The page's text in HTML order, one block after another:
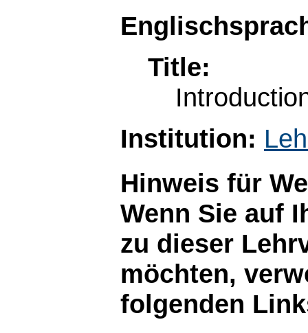
Title:
Institution:
Hinweis für
Wenn Sie auf
zu dieser
möchten,
folgenden